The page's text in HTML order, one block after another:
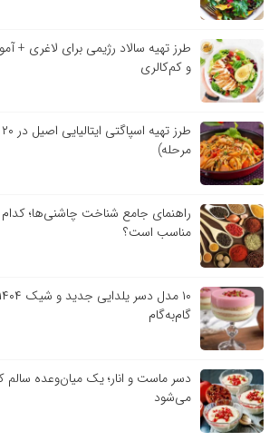
طرز تهیه سالاد رژیمی برای لاغری
و کم‌کالری
مرحله)
راهنمای جامع شناخت چاشنی‌ها؛ کدام
مناسب است؟
گام‌به‌گام
می‌شود